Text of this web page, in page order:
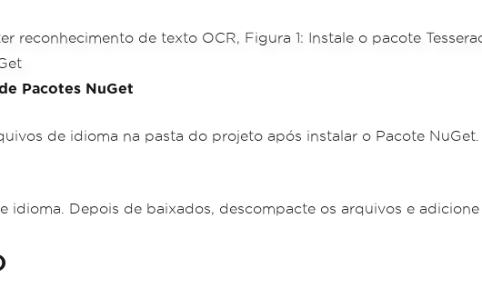
Pacotes NuGet
de idioma na pasta do projeto após instalar o Pacote
idioma. Depois de baixados, descompacte os arquivos e